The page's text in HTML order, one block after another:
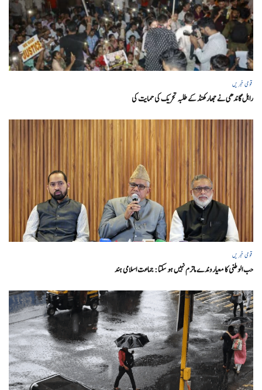
قومی خبریں
راہل گاندھی نے جھارکھنڈ کے طلبہ تحریک کی حمایت کی
قومی خبریں
حب الوطنی کا معیار وندے ماترم نہیں ہو سکتا : جماعت اسلامی ہند